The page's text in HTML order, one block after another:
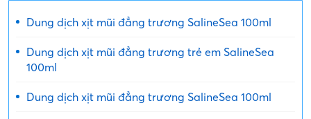
Dung dịch xịt mũi đẳng trương SalineSea 100ml
Dung dịch xịt mũi đẳng trương trẻ em SalineSea
100ml
Dung dịch xịt mũi đẳng trương SalineSea 100ml